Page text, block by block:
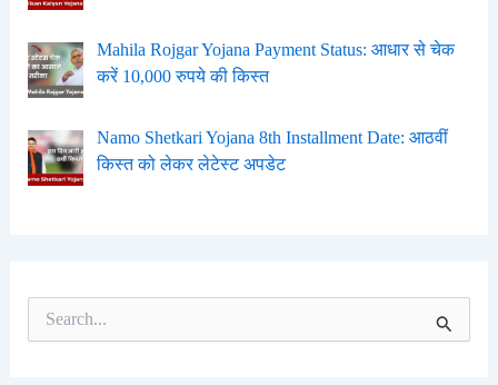
Mahila Rojgar Yojana Payment Status: आधार से चेक
करें 10,000 रुपये की किस्त
Namo Shetkari Yojana 8th Installment Date: आठवीं
किस्त को लेकर लेटेस्ट अपडेट